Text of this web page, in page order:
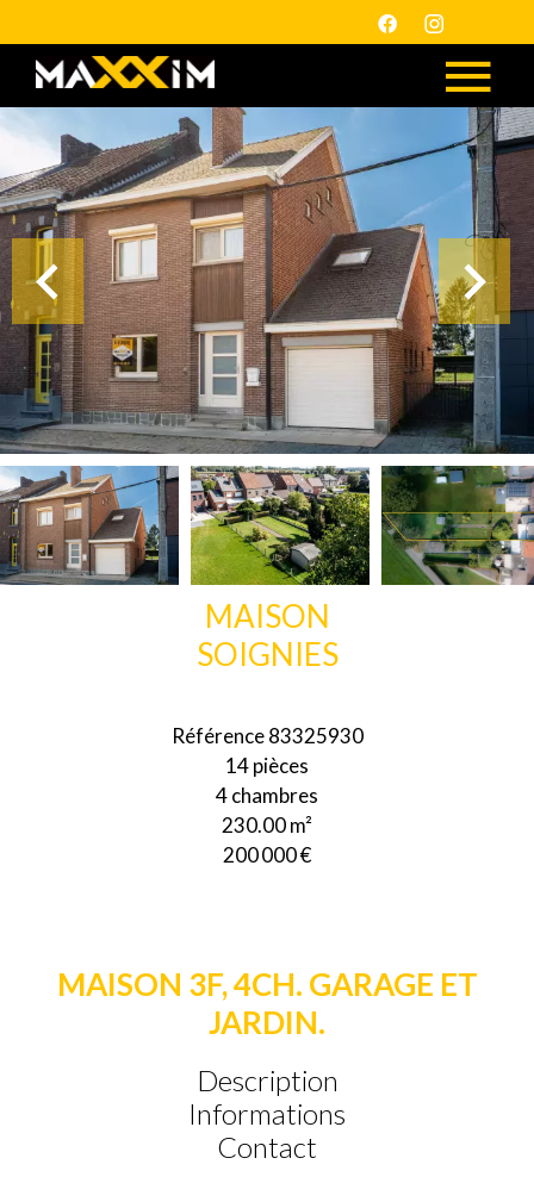
MAISON
SOIGNIES
Référence83325930
14 pièces
4 chambres
230.00m²
200 000 €
MAISON 3F, 4CH. GARAGE ET
JARDIN.
Description
Informations
Contact